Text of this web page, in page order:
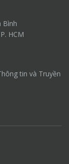
Bình
HCM
tin và Truyền